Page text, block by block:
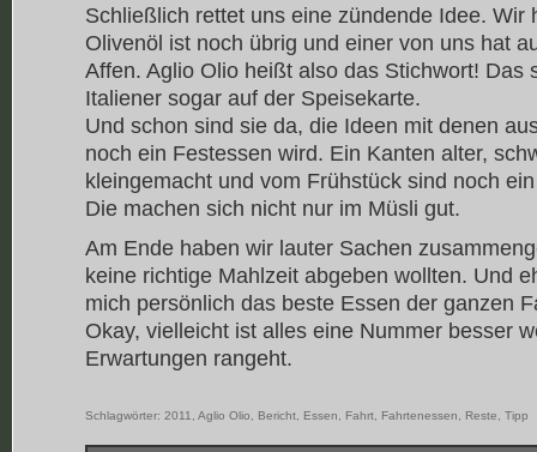
Schließlich rettet uns eine zündende Idee. Wir
Olivenöl ist noch übrig und einer von uns hat
Affen. Aglio Olio heißt also das Stichwort! Das
Italiener sogar auf der Speisekarte.
Und schon sind sie da, die Ideen mit denen
noch ein Festessen wird. Ein Kanten alter,
kleingemacht und vom Frühstück sind noch
Die machen sich nicht nur im Müsli gut.
Am Ende haben wir lauter Sachen
keine richtige Mahlzeit abgeben wollten. Und
mich persönlich das beste Essen der ganzen
Okay, vielleicht ist alles eine Nummer besser
Erwartungen rangeht.
Schlagwörter: 2011 Aglio Olio Bericht Essen Fahrt Fahrtenessen Reste Tipp